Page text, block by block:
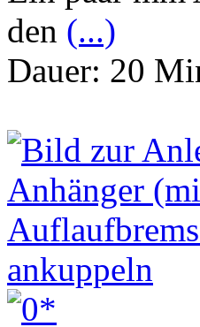
den (...)
Dauer: 20